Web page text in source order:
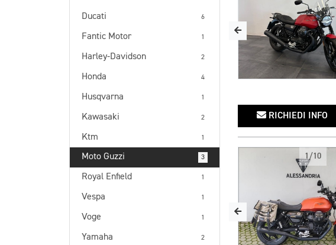
Ducati 6
Fantic Motor 1
Harley-Davidson 2
Honda 4
Husqvarna 1
Kawasaki 2
Ktm 1
Moto Guzzi 3
Royal Enfield 1
Vespa 1
Voge 1
Yamaha 2
RICHIEDI INFO
1/10